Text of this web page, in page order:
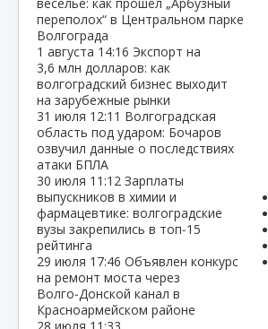
переполох“ в Центральном парке
Волгограда
1 августа 14:16 Экспорт на
3,6 млн долларов: как
волгоградский бизнес выходит
на зарубежные рынки
31 июля 12:11 Волгоградская
область под ударом: Бочаров
озвучил данные о последствиях
атаки БПЛА
30 июля 11:12 Зарплаты
выпускников в химии и
фармацевтике: волгоградские
вузы закрепились в топ‑15
рейтинга
29 июля 17:46 Объявлен конкурс
на ремонт моста через
Волго‑Донской канал в
Красноармейском районе